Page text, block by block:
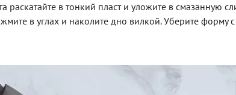
раскатайте в тонкий пласт и уложите в
в углах и наколите дно вилкой. Уберите форму